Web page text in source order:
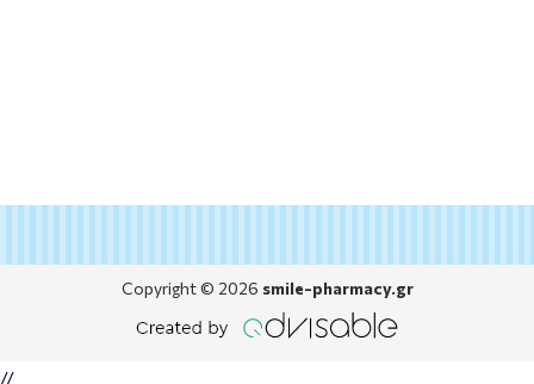
Copyright © 2026 smile-pharmacy.gr
//